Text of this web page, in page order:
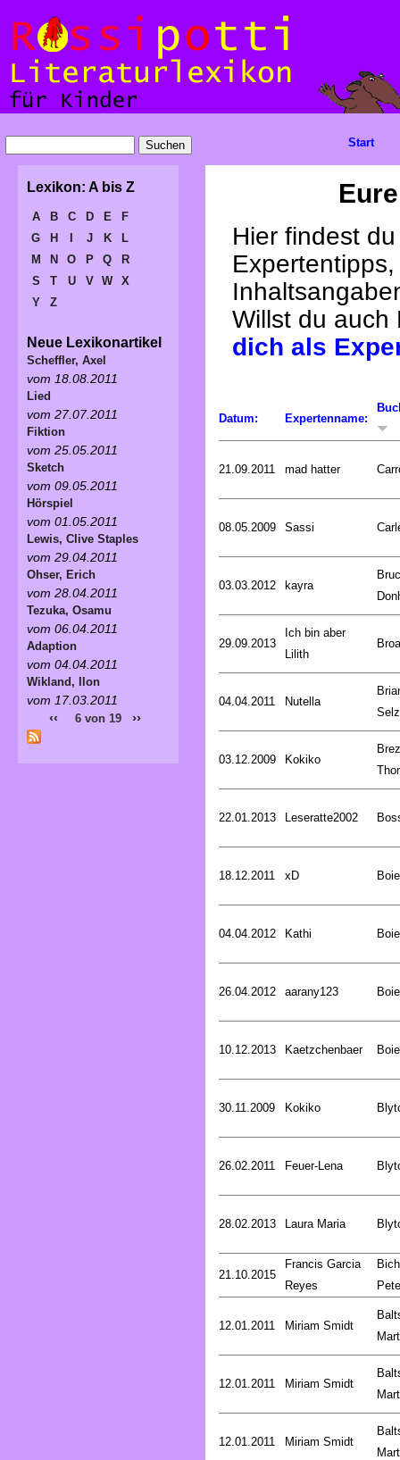
Hier findest
Willst du
dich als
Datum: Expertenname:
21.09.2011 mad hatter
08.05.2009 Sassi
03.03.2012 kayra
29.09.2013
Ich bin aber
Lilith
04.04.2011 Nutella
03.12.2009 Kokiko
22.01.2013 Leseratte2002
18.12.2011 xD
04.04.2012 Kathi
26.04.2012 aarany123
10.12.2013 Kaetzchenbaer
30.11.2009 Kokiko
26.02.2011 Feuer-Lena
28.02.2013 Laura Maria
21.10.2015
Francis Garcia
Reyes
12.01.2011 Miriam Smidt
12.01.2011 Miriam Smidt
12.01.2011 Miriam Smidt
Start
Lexikon: A bis Z
A B C D E
F
G
H J K
L
M
N O P Q
R
S
T U V W
X
Y
Z
Neue Lexikonartikel
Scheffler, Axel
vom 18.08.2011
Lied
vom 27.07.2011
Fiktion
vom 25.05.2011
Sketch
vom 09.05.2011
Hörspiel
vom 01.05.2011
Lewis, Clive Staples
vom 29.04.2011
Ohser, Erich
vom 28.04.2011
Tezuka, Osamu
vom 06.04.2011
Adaption
vom 04.04.2011
Wikland, Ilon
vom 17.03.2011
‹‹ 6 von 19 ››